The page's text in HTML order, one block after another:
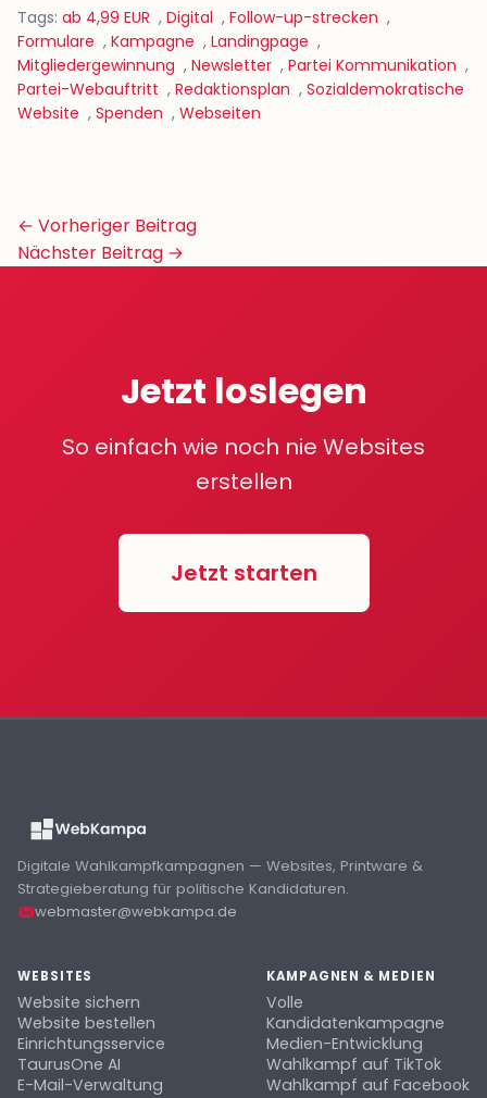
Tags: ab 4,99 EUR , Digital , Follow-up-strecken ,
Formulare , Kampagne , Landingpage ,
Mitgliedergewinnung , Newsletter , Partei Kommunikation ,
Partei-Webauftritt , Redaktionsplan , Sozialdemokratische
Website , Spenden , Webseiten
Beitrags-
Navigation
← Vorheriger Beitrag
Nächster Beitrag →
Jetzt loslegen
So einfach wie noch nie Websites
erstellen
Jetzt starten
Digitale Wahlkampfkampagnen — Websites, Printware &
Strategieberatung für politische Kandidaturen.
webmaster@webkampa.de
WEBSITES
Website sichern
Website bestellen
Einrichtungsservice
TaurusOne AI
E-Mail-Verwaltung
KAMPAGNEN & MEDIEN
Volle
Kandidatenkampagne
Medien-Entwicklung
Wahlkampf auf TikTok
Wahlkampf auf Facebook